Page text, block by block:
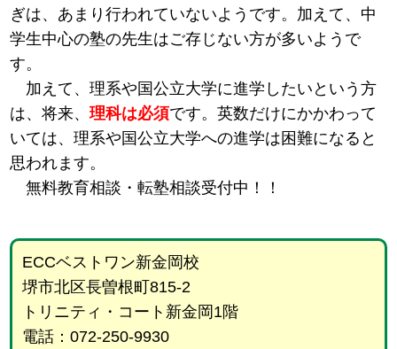
ぎは、あまり行われていないようです。加えて、中
学生中心の塾の先生はご存じない方が多いようで
す。
加えて、理系や国公立大学に進学したいという方
は、将来、理科は必須です。英数だけにかかわって
いては、理系や国公立大学への進学は困難になると
思われます。
無料教育相談・転塾相談受付中！！
ECCベストワン新金岡校
堺市北区長曽根町815-2
トリニティ・コート新金岡1階
電話：072-250-9930